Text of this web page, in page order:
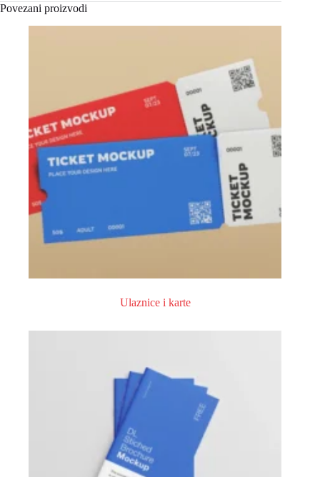
Povezani proizvodi
Ulaznice i karte